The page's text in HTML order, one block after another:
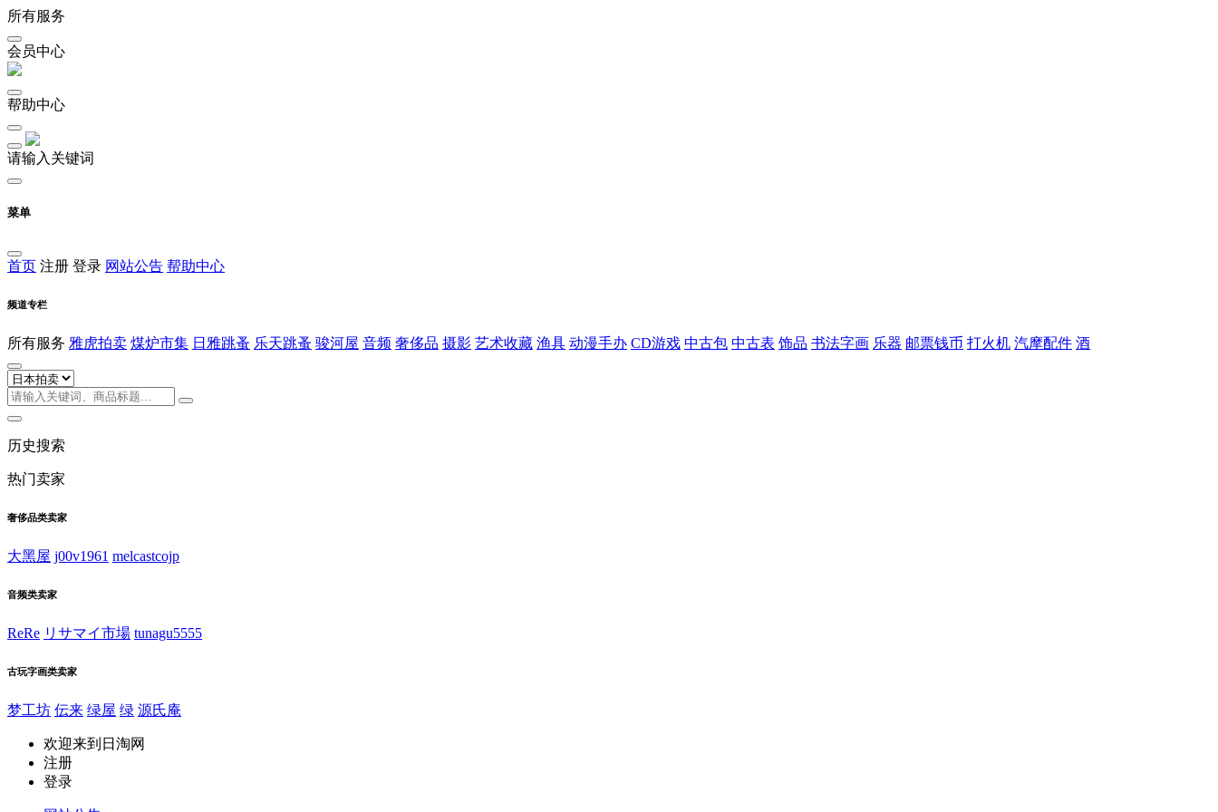
所有服务
会员中心
帮助中心
请输入关键词
菜单
首页 注册 登录 网站公告 帮助中心
频道专栏
所有服务 雅虎拍卖 煤炉市集 日雅跳蚤 乐天跳蚤 骏河屋 音频 奢侈品 摄影 艺术收藏 渔具 动漫手办 CD游戏 中古包 中古表 饰品 书法字画 乐器 邮票钱币 打火机 汽摩配件 酒
历史搜索
热门卖家
奢侈品类卖家
大黑屋 j00v1961 melcastcojp
音频类卖家
ReRe リサマイ市場 tunagu5555
古玩字画类卖家
梦工坊 伝来 绿屋 绿 源氏庵
欢迎来到日淘网
注册
登录